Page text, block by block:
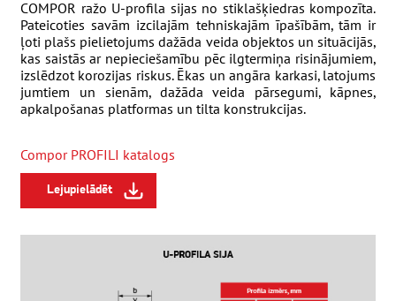
COMPOR ražo U-profila sijas no stiklašķiedras kompozīta.
Pateicoties savām izcilajām tehniskajām īpašībām, tām ir
ļoti plašs pielietojums dažāda veida objektos un situācijās,
kas saistās ar nepieciešamību pēc ilgtermiņa risinājumiem,
izslēdzot korozijas riskus. Ēkas un angāra karkasi, latojums
jumtiem un sienām, dažāda veida pārsegumi, kāpnes,
apkalpošanas platformas un tilta konstrukcijas.
Compor PROFILI katalogs
Lejupielādēt